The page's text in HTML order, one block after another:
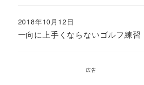
一向に上手くならないゴルフ練習
2018年10月12日
広告